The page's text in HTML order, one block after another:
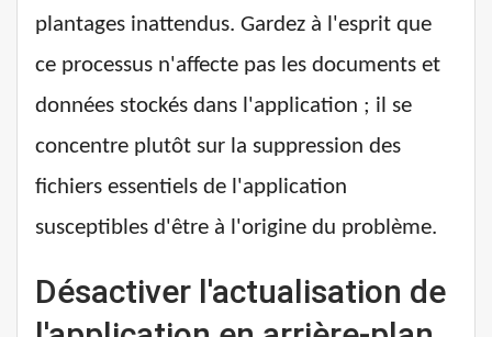
plantages inattendus. Gardez à l'esprit que
ce processus n'affecte pas les documents et
données stockés dans l'application ; il se
concentre plutôt sur la suppression des
fichiers essentiels de l'application
susceptibles d'être à l'origine du problème.
Désactiver l'actualisation de